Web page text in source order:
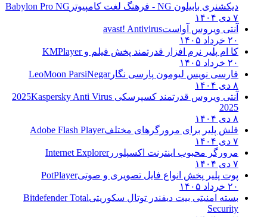
دیکشنری بابیلون NG - فرهنگ لغت کامپیوتر
Babylon Pro NG
۷ دی ۱۴۰۴
آنتی ویروس آواستavast! Antivirus
۲۰ خرداد ۱۴۰۵
کا ام پلیر نرم افزار قدرتمند پخش فیلم وKMPlayer
۲۰ خرداد ۱۴۰۵
فارسی نویس لیومون پارسی نگارLeoMoon ParsiNegar
۸ دی ۱۴۰۴
آنتی ویروس قدرتمند کسپرسکی 2025 Kaspersky Anti Virus
2025
۸ دی ۱۴۰۴
فلش پلیر برای مرورگرهای مختلفAdobe Flash Player
۷ دی ۱۴۰۴
مرورگر محبوب اینترنت اکسپلوررInternet Explorer
۷ دی ۱۴۰۴
پوت پلیر پخش انواع فایل تصویری و صوتیPotPlayer
۲۰ خرداد ۱۴۰۵
بسته امنیتی بیت دیفندر توتال سکوریتیBitdefender Total
Security